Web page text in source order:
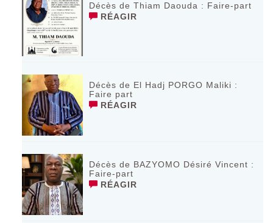
Décès de Thiam Daouda : Faire-part
RÉAGIR
Décès de El Hadj PORGO Maliki :
Faire part
RÉAGIR
Décès de BAZYOMO Désiré Vincent :
Faire-part
RÉAGIR